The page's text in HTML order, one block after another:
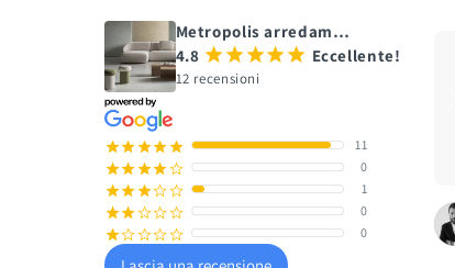
Metropolis arredamento
4.8 ¡¡¡¡¡ Eccellente!
12 recensioni
¡¡¡¡¡ 11
¡¡¡¡¢ 0
¡¡¡¢¢ 1
¡¡¢¢¢ 0
¡¢¢¢¢ 0